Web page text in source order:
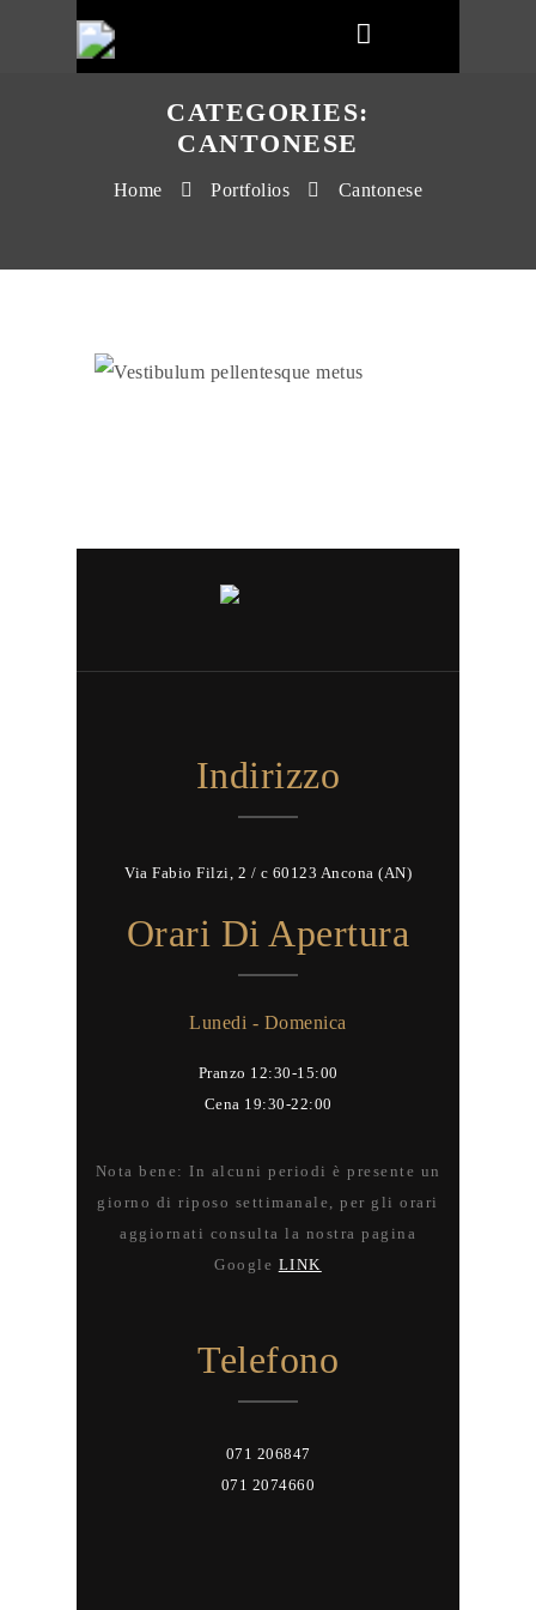
CATEGORIES:
CANTONESE
Home Portfolios Cantonese
Indirizzo
Via Fabio Filzi, 2 / c 60123 Ancona (AN)
Orari Di Apertura
Lunedi - Domenica
Pranzo 12:30-15:00
Cena 19:30-22:00
Nota bene: In alcuni periodi è presente un
giorno di riposo settimanale, per gli orari
aggiornati consulta la nostra pagina
Google LINK
Telefono
071 206847
071 2074660